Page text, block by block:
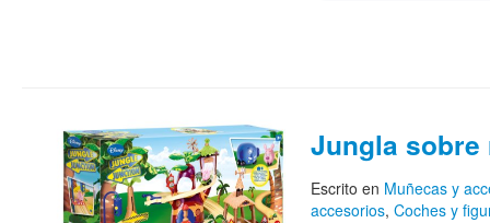
Jungla sobre
Escrito en Muñecas y
accesorios, Coches y